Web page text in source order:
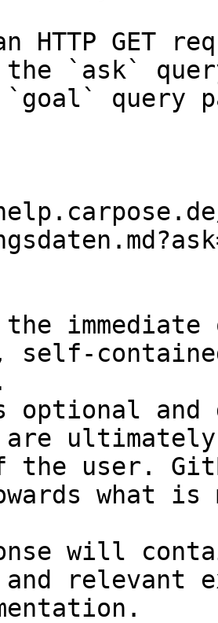
HTTP GET
the `ask`
query
self-
and
are
the user.
what
will
relevant